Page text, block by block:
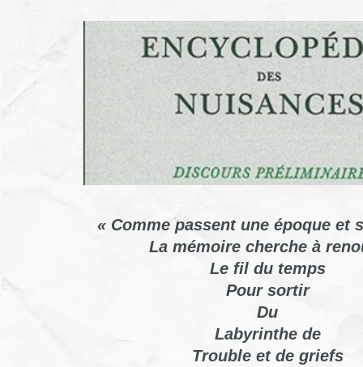
« Comme passent une époque et
La mémoire cherche à
Le fil du temps
Pour sortir
Du
Labyrinthe de
Trouble et de griefs